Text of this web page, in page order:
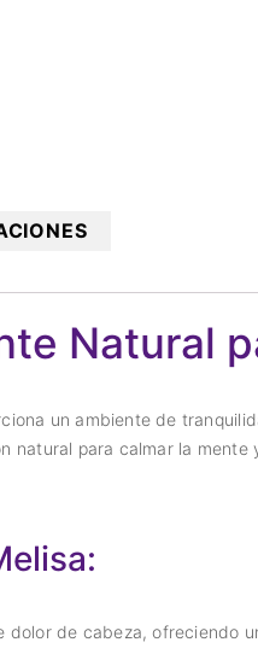
Natural
un ambiente de
para calmar la
de cabeza, ofreciendo